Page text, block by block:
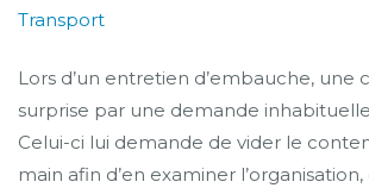
Transport
Lors d’un entretien d’embauche, une
surprise par une demande
Celui-ci lui demande de vider le
main afin d’en examiner